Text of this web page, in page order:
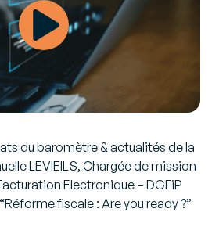
du baromètre & actualités de la
LEVIEILS, Chargée de mission
Electronique – DGFiP
fiscale : Are you ready ?”